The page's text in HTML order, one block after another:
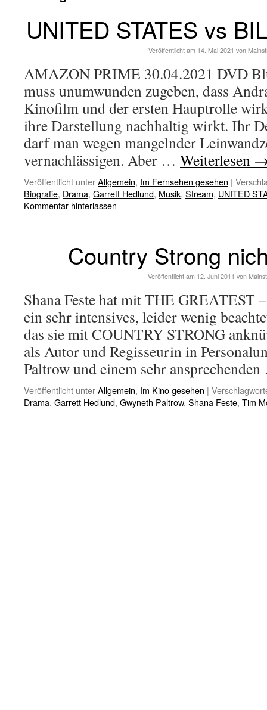
UNITED STATES vs
Veröffentlicht am 14. Mai 2021 von
AMAZON PRIME 30.04.2021 DVD
muss unumwunden zugeben, dass
Kinofilm und der ersten Hauptrolle
ihre Darstellung nachhaltig wirkt. Ihr
darf man wegen mangelnder
vernachlässigen. Aber … Weiterlesen
Veröffentlicht unterAllgemein, Im Fernsehen gesehen |
Biografie, Drama, Garrett Hedlund, Musik, Stream, UNITED
Kommentar hinterlassen
Country Strong
Veröffentlicht am 12. Juni 2011 von
Shana Feste hat mit THE
ein sehr intensives, leider wenig
das sie mit COUNTRY STRONG
als Autor und Regisseurin in
Paltrow und einem sehr
Veröffentlicht unterAllgemein, Im Kino gesehen |
Drama, Garrett Hedlund, Gwyneth Paltrow, Shana Feste, Tim